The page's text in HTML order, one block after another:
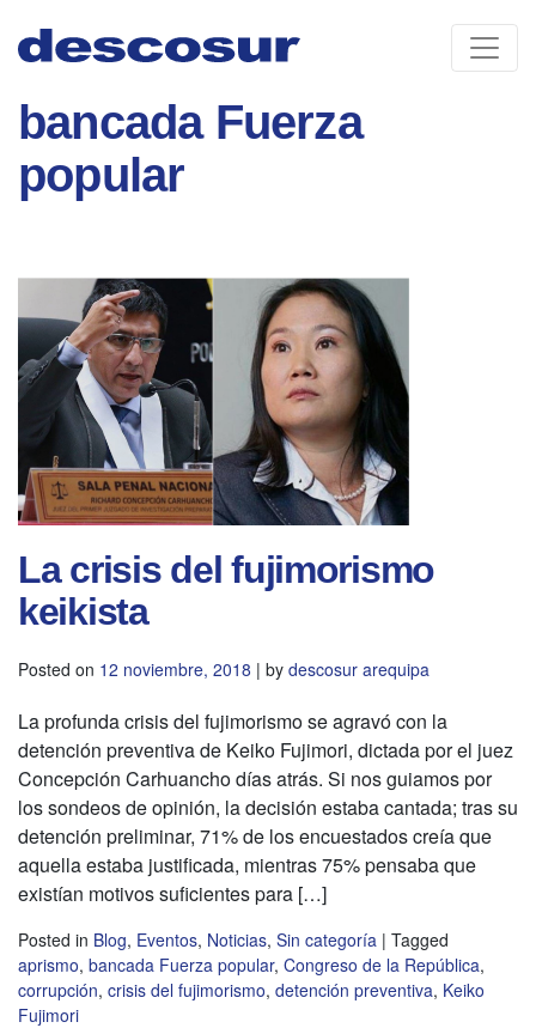
content
bancada Fuerza
popular
La crisis del fujimorismo
keikista
Posted on 12 noviembre, 2018 | by descosur arequipa
La profunda crisis del fujimorismo se agravó con la
detención preventiva de Keiko Fujimori, dictada por el juez
Concepción Carhuancho días atrás. Si nos guiamos por
los sondeos de opinión, la decisión estaba cantada; tras su
detención preliminar, 71% de los encuestados creía que
aquella estaba justificada, mientras 75% pensaba que
existían motivos suficientes para […]
Posted in Blog, Eventos, Noticias, Sin categoría | Tagged
aprismo, bancada Fuerza popular, Congreso de la República,
corrupción, crisis del fujimorismo, detención preventiva, Keiko
Fujimori